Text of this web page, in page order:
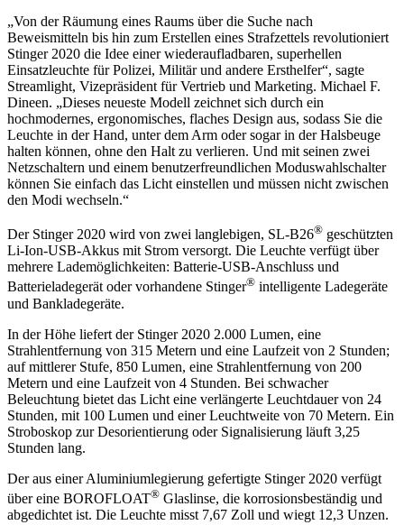
„Von der Räumung eines Raums über die Suche nach
Beweismitteln bis hin zum Erstellen eines Strafzettels revolutioniert
Stinger 2020 die Idee einer wiederaufladbaren, superhellen
Einsatzleuchte für Polizei, Militär und andere Ersthelfer“, sagte
Streamlight, Vizepräsident für Vertrieb und Marketing. Michael F.
Dineen. „Dieses neueste Modell zeichnet sich durch ein
hochmodernes, ergonomisches, flaches Design aus, sodass Sie die
Leuchte in der Hand, unter dem Arm oder sogar in der Halsbeuge
halten können, ohne den Halt zu verlieren. Und mit seinen zwei
Netzschaltern und einem benutzerfreundlichen Moduswahlschalter
können Sie einfach das Licht einstellen und müssen nicht zwischen
den Modi wechseln.“
Der Stinger 2020 wird von zwei langlebigen, SL-B26® geschützten
Li-Ion-USB-Akkus mit Strom versorgt. Die Leuchte verfügt über
mehrere Lademöglichkeiten: Batterie-USB-Anschluss und
Batterieladegerät oder vorhandene Stinger® intelligente Ladegeräte
und Bankladegeräte.
In der Höhe liefert der Stinger 2020 2.000 Lumen, eine
Strahlentfernung von 315 Metern und eine Laufzeit von 2 Stunden;
auf mittlerer Stufe, 850 Lumen, eine Strahlentfernung von 200
Metern und eine Laufzeit von 4 Stunden. Bei schwacher
Beleuchtung bietet das Licht eine verlängerte Leuchtdauer von 24
Stunden, mit 100 Lumen und einer Leuchtweite von 70 Metern. Ein
Stroboskop zur Desorientierung oder Signalisierung läuft 3,25
Stunden lang.
Der aus einer Aluminiumlegierung gefertigte Stinger 2020 verfügt
über eine BOROFLOAT® Glaslinse, die korrosionsbeständig und
abgedichtet ist. Die Leuchte misst 7,67 Zoll und wiegt 12,3 Unzen.